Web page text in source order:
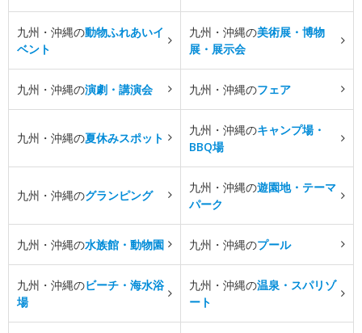
九州・沖縄の動物ふれあいイ
ベント
九州・沖縄の美術展・博物
展・展示会
九州・沖縄の演劇・講演会 九州・沖縄のフェア
九州・沖縄の夏休みスポット
九州・沖縄のキャンプ場・
BBQ場
九州・沖縄のグランピング
九州・沖縄の遊園地・テーマ
パーク
九州・沖縄の水族館・動物園 九州・沖縄のプール
九州・沖縄のビーチ・海水浴
場
九州・沖縄の温泉・スパリゾ
ート